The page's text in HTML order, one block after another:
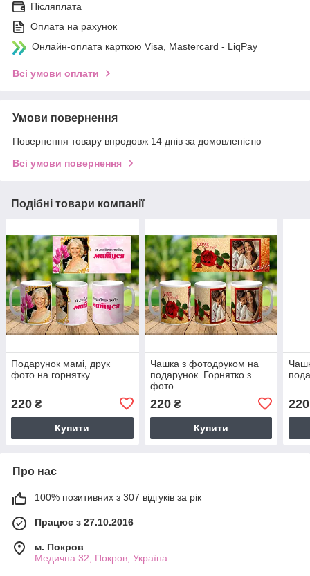
Післяплата
Оплата на рахунок
Онлайн-оплата карткою Visa, Mastercard - LiqPay
Всі умови оплати
Умови повернення
Повернення товару впродовж 14 днів за домовленістю
Всі умови повернення
Подібні товари компанії
Подарунок мамі, друк
фото на горнятку
220 ₴
Купити
Чашка з фотодруком на
подарунок. Горнятко з
фото.
220₴
Купити
220
Про нас
100% позитивних з 307 відгуків за рік
Працює з 27.10.2016
м. Покров
Медична 32, Покров, Україна